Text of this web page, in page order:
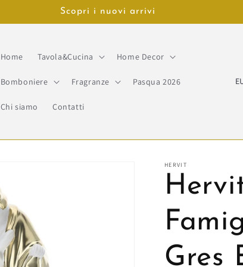
Scopri i nuovi arrivi
Home Tavola&Cucina Home Decor
Bomboniere Fragranze Pasqua 2026
Chi siamo Contatti
P
s
/
r
HERVIT
Gres